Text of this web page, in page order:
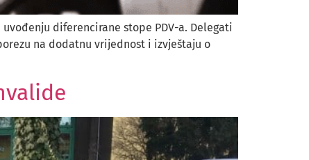
diferencirane stope PDV-a. Delegati
na dodatnu vrijednost i izvještaju o